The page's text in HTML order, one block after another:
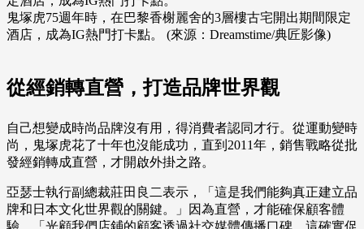
鬼塚虎75週年時，在巴黎香榭麗舍的3層樓古宅開出期間限定
酒店，成為IG熱門打卡點。 (來源：Dreamstime/典匠影像)
從經銷轉直營，打造品牌世界觀
自己想變成時尚品牌沒有用，得消費者認同才行。從運動變時
尚，鬼塚虎花了十年也沒能成功，直到2011年，銷售戰略從批
發經銷轉成直營，才開啟外掛之路。
亞瑟士執行副總裁莊田良二表示，「這是我們能夠真正建立品
牌和日本文化世界觀的關鍵。」因為直營，才能確保顧客體